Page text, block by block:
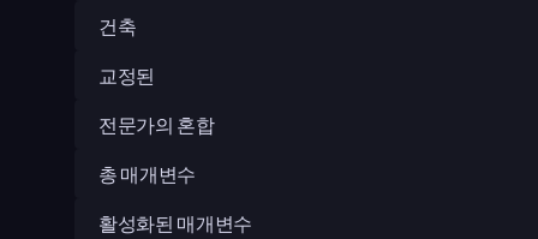
건축
교정된
전문가의 혼합
총 매개변수
활성화된 매개변수